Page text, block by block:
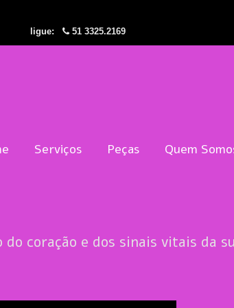
ligue: 51 3325.2169
Serviços Peças Quem
coração e dos sinais vitais da